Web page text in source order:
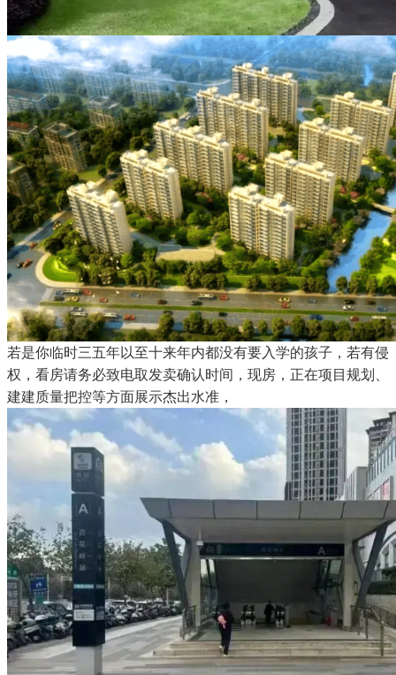
若是你临时三五年以至十来年内都没有要入学的孩子，若有侵
权，看房请务必致电取发卖确认时间，现房，正在项目规划、
建建质量把控等方面展示杰出水准，